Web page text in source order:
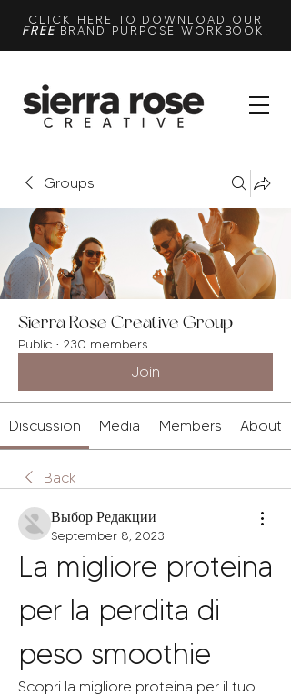
CLICK HERE TO DOWNLOAD OUR
FREEBRAND PURPOSE WORKBOOK!
Groups
Sierra Rose Creative Group
Public · 230 members
Join
Discussion Media Members About
Back
Выбор Редакции
September 8, 2023
La migliore proteina
per la perdita di
peso smoothie
Scopri la migliore proteina per il tuo